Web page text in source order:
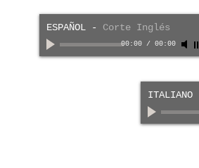
ESPAÑOL - Corte Inglés
00:00 / 00:00
ITALIANO